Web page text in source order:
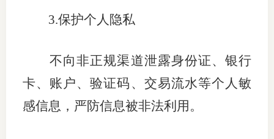
3.保护个人隐私
不向非正规渠道泄露身份证、银行
卡、账户、验证码、交易流水等个人敏
感信息，严防信息被非法利用。